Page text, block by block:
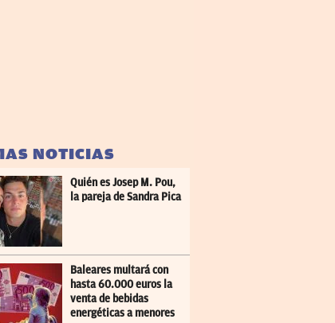
NOTICIAS
Quién es Josep M. Pou,
la pareja de Sandra Pica
Baleares multará con
hasta 60.000 euros la
venta de bebidas
energéticas a menores